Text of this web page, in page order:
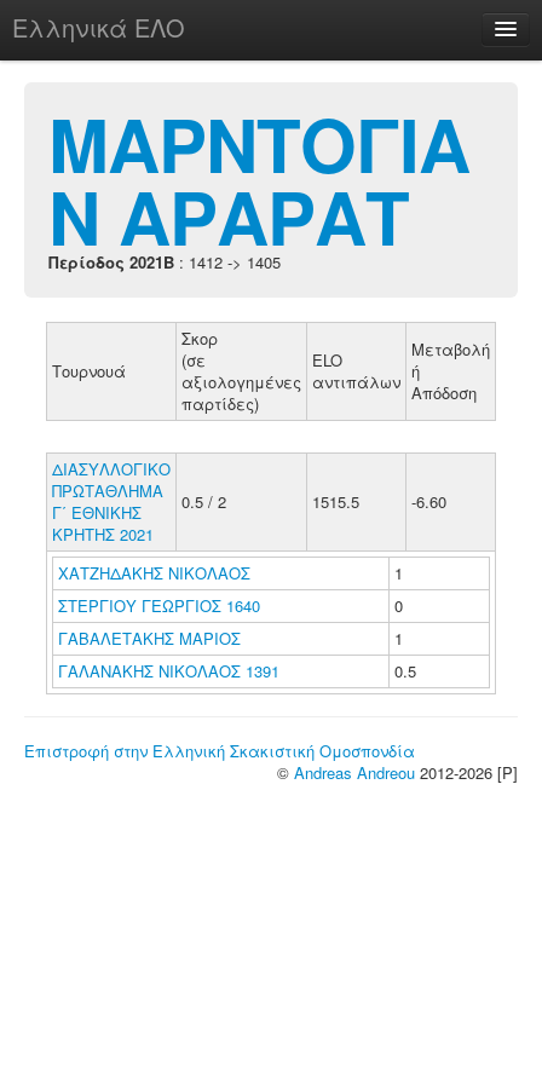
Ελληνικά ΕΛΟ
chesstu.be @ discord
Login
ΜΑΡΝΤΟΓΙΑ
Ν ΑΡΑΡΑΤ
Περίοδος 2021B : 1412 -> 1405
Τουρνουά
Σκορ
(σε
αξιολογημένες
παρτίδες)
ELO
αντιπάλων
Μεταβολή
ή
Απόδοση
ΔΙΑΣΥΛΛΟΓΙΚΟ
ΠΡΩΤΑΘΛΗΜΑ
Γ΄ ΕΘΝΙΚΗΣ
ΚΡΗΤΗΣ 2021
0.5 / 2 1515.5 -6.60
ΧΑΤΖΗΔΑΚΗΣ ΝΙΚΟΛΑΟΣ
1
ΣΤΕΡΓΙΟΥ ΓΕΩΡΓΙΟΣ 1640
0
ΓΑΒΑΛΕΤΑΚΗΣ ΜΑΡΙΟΣ
1
ΓΑΛΑΝΑΚΗΣ ΝΙΚΟΛΑΟΣ 1391
0.5
Επιστροφή στην Ελληνική Σκακιστική Ομοσπονδία
© Andreas Andreou 2012-2026 [P]